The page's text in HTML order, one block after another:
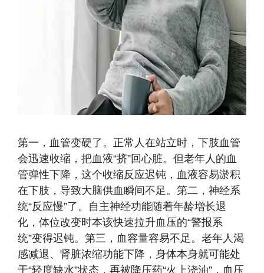
第一，血管变硬了。正常人在站立时，下肢血管
会迅速收缩，把血液“挤”回心脏。但老年人的血
管弹性下降，这个收缩反应迟钝，血液容易淤积
在下肢，导致大脑供血瞬间不足。第二，神经系
统“反应慢”了。自主神经功能随着年龄增长退
化，体位改变时本该快速拉升血压的“警报系
统”变得迟钝。第三，血容量容易不足。老年人渴
感减退、肾脏浓缩功能下降，身体本身就可能处
于“轻度缺水”状态，再被降压药“火上浇油”，血压